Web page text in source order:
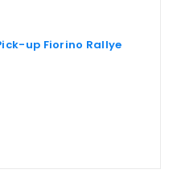
up Fiorino Rallye